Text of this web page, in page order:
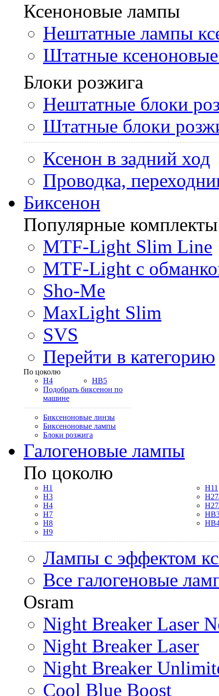
Ксеноновые лампы
Нештатные лампы
Штатные
Блоки розжига
Нештатные блоки
Штатные блоки
Ксенон в задний ход
Проводка,
Биксенон
Популярные комплекты
MTF-Light Slim Line
MTF-Light с
Sho-Me
MaxLight Slim
SVS
Перейти в категорию
По цоколю
H4
HB5
Подобрать биксенон по
машине
Биксеноновые линзы
Биксеноновые лампы
Блоки розжига
Галогеновые лампы
По цоколю
H1
H3
H4
H7
H8
H9
H11
Лампы с эффектом
Все галогеновые
Osram
Night Breaker Laser
Night Breaker Laser
Night Breaker
Cool Blue Boost